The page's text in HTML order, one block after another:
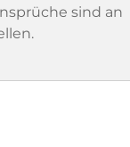
sind an